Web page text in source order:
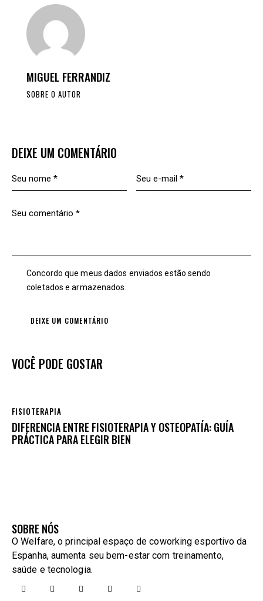
MIGUEL FERRANDIZ
SOBRE O AUTOR
DEIXE UM COMENTÁRIO
Concordo que meus dados enviados estão sendo
coletados e armazenados.
VOCÊ PODE GOSTAR
FISIOTERAPIA
DIFERENCIA ENTRE FISIOTERAPIA Y OSTEOPATÍA: GUÍA
PRÁCTICA PARA ELEGIR BIEN
SOBRE NÓS
O Welfare, o principal espaço de coworking esportivo da
Espanha, aumenta seu bem-estar com treinamento,
saúde e tecnologia.